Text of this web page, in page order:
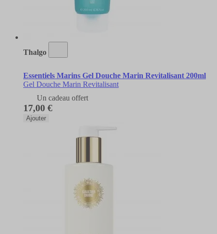
Thalgo
Essentiels Marins Gel Douche Marin Revitalisant 200ml
Gel Douche Marin Revitalisant
Un cadeau offert
17,00 €
Ajouter